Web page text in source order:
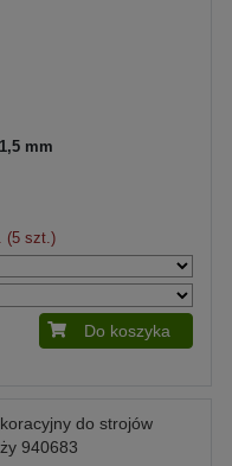
1,5 mm
(5 szt.)
Do koszyka
do strojów
940683